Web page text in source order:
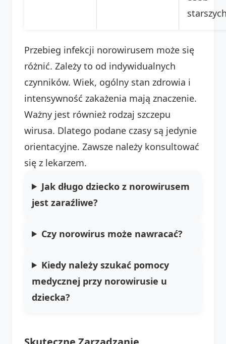
Przebieg infekcji norowirusem może się
różnić. Zależy to od indywidualnych
czynników. Wiek, ogólny stan zdrowia i
intensywność zakażenia mają znaczenie.
Ważny jest również rodzaj szczepu
wirusa. Dlatego podane czasy są jedynie
orientacyjne. Zawsze należy konsultować
się z lekarzem.
Jak długo dziecko z norowirusem
jest zaraźliwe?
Czy norowirus może nawracać?
Kiedy należy szukać pomocy
medycznej przy norowirusie u
dziecka?